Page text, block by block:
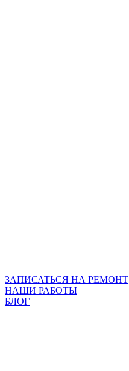
ЗАПИСАТЬСЯ НА РЕМОНТ
НАШИ РАБОТЫ
БЛОГ